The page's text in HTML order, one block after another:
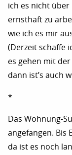
ich es nicht
ernsthaft zu
wie ich es mir
(Derzeit schaffe
es gehen mit
dann ist’s auch
*
Das Wohnung-
angefangen. Bis
da ist es noch